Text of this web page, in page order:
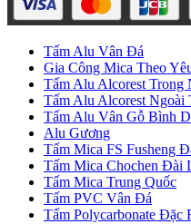
Tấm Alu Vân Đá
Gia Công Mica Theo
Tấm Alu Alcorest Trong
Tấm Alu Alcorest Ngoài
Tấm Alu Vân Gỗ Bình
Alu Gương
Tấm Mica FS Fusheng
Tấm Mica Chochen Đài
Tấm Mica Trung Quốc
Tấm PVC Vân Đá
Tấm Polycarbonate Đặc